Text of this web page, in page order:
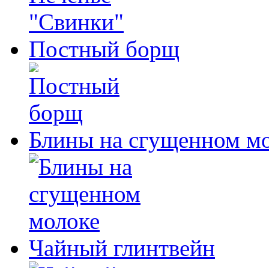
Постный борщ
Блины на сгущенном
Чайный глинтвейн